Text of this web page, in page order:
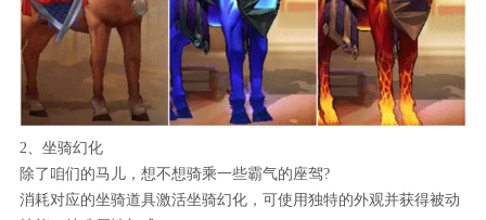
2、坐骑幻化
除了咱们的马儿，想不想骑乘一些霸气的座驾?
消耗对应的坐骑道具激活坐骑幻化，可使用独特的外观并获得被动